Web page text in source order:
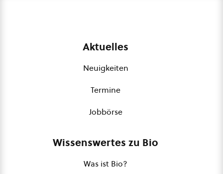
Aktuelles
Neuigkeiten
Termine
Jobbörse
Wissenswertes zu Bio
Was ist Bio?